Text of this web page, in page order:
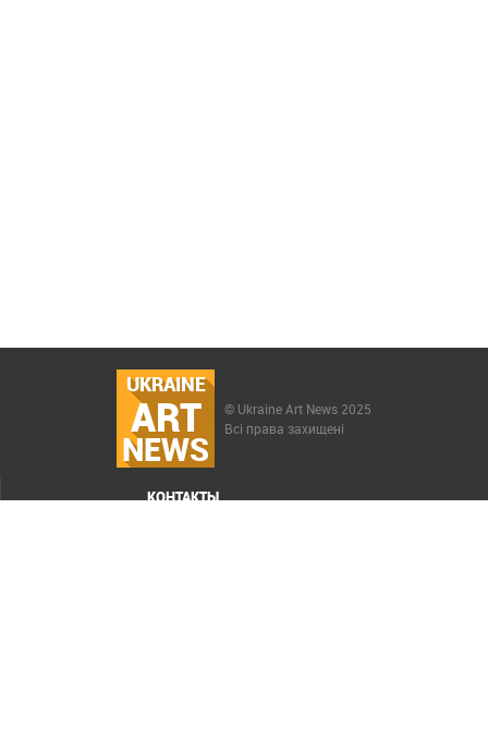
UKRAINE
ART
NEWS
© Ukraine Art News 2025
Всі права захищені
КОНТАКТЫ